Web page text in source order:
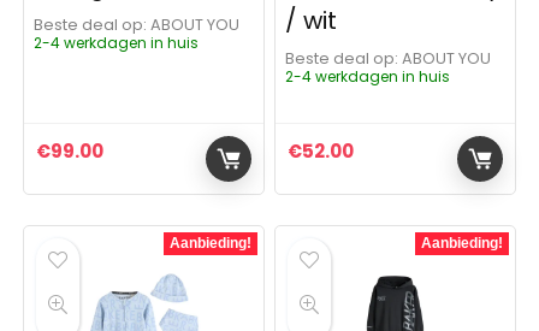
Beste deal op:
ABOUT YOU
2-4 werkdagen in huis
€99.00
/ wit
Beste deal op:
ABOUT YOU
2-4 werkdagen in huis
€52.00
Aanbieding! Aanbieding!